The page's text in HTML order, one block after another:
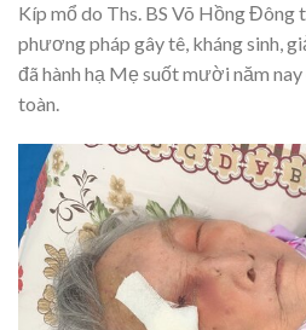
Kíp mổ do Ths. BS Võ Hồng Đông
phương pháp gây tê, kháng sinh,
đã hành hạ Mẹ suốt mười năm
toàn.